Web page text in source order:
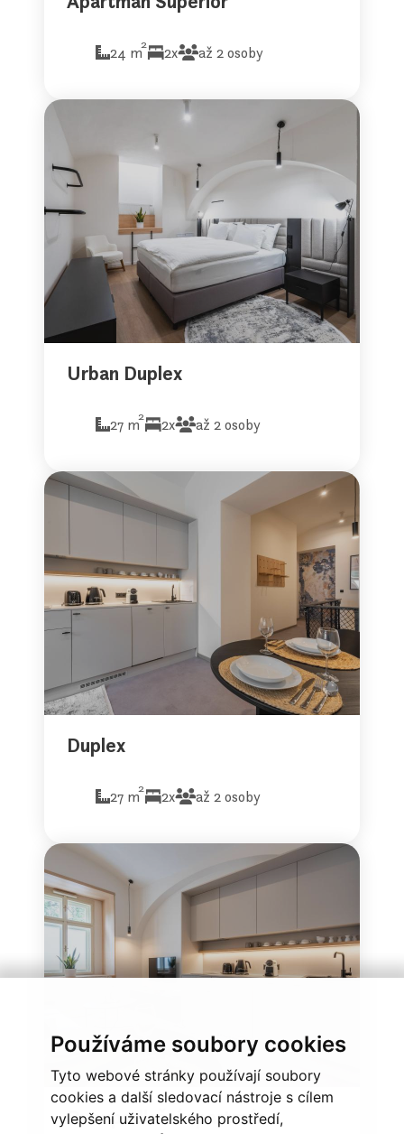
Používáme soubory cookies
Tyto webové stránky používají soubory
cookies a další sledovací nástroje s cílem
vylepšení uživatelského prostředí,
24 m2 2x až 2 osoby
Urban Duplex
27 m2 2x až 2 osoby
Duplex
27 m2 2x až 2 osoby
Dvoupodlažní apartmán